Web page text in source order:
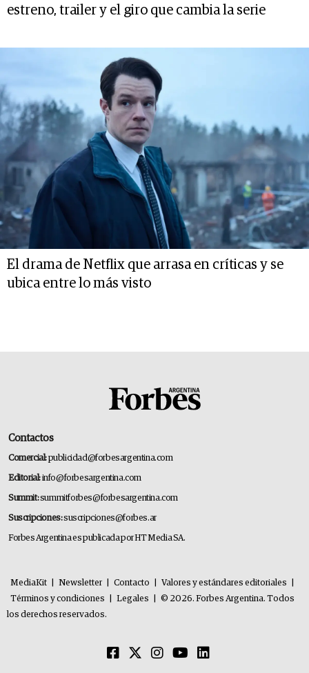
estreno, trailer y el giro que cambia la serie
El drama de Netflix que arrasa en críticas y se
ubica entre lo más visto
Contactos
Comercial:publicidad@forbesargentina.com
Editorial:info@forbesargentina.com
Summit:summitforbes@forbesargentina.com
Suscripciones:suscripciones@forbes.ar
Forbes Argentina es publicada por HT Media SA.
MediaKit Newsletter Contacto Valores y estándares editoriales
Términos y condiciones
Legales
© 2026. Forbes Argentina. Todos
los derechos reservados.